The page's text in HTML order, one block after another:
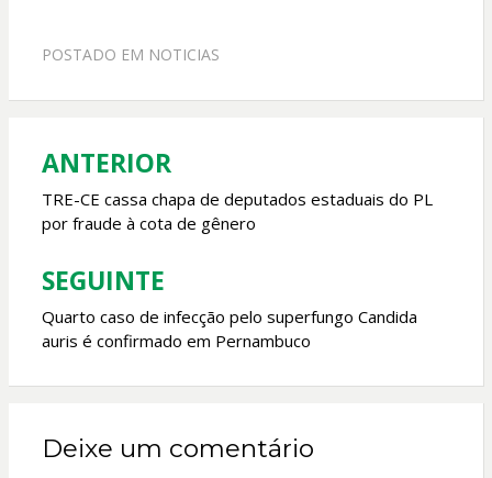
e
o
k
A
p
POSTADO EM NOTICIAS
Navegação
de
Post
ANTERIOR
TRE-CE cassa chapa de deputados estaduais do PL
por fraude à cota de gênero
SEGUINTE
Quarto caso de infecção pelo superfungo Candida
auris é confirmado em Pernambuco
Deixe um comentário